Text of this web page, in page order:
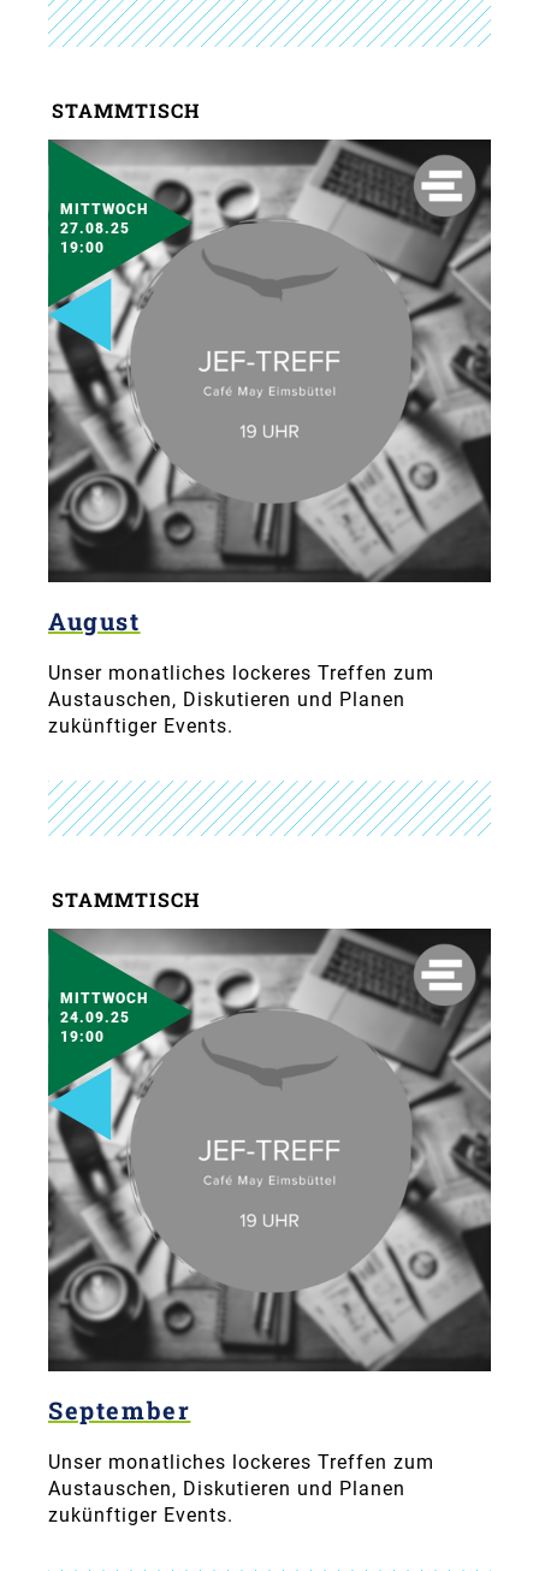
STAMMTISCH
MITTWOCH
27.08.25
19:00
August
Unser monatliches lockeres Treffen zum
Austauschen, Diskutieren und Planen
zukünftiger Events.
STAMMTISCH
MITTWOCH
24.09.25
19:00
September
Unser monatliches lockeres Treffen zum
Austauschen, Diskutieren und Planen
zukünftiger Events.